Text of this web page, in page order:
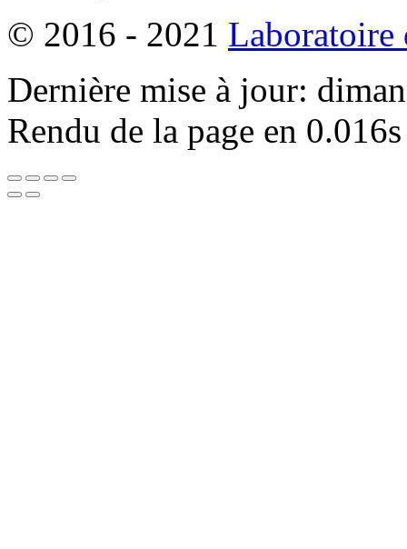
© 2016 - 2021 Laboratoire
Dernière mise à jour:
Rendu de la page en 0.016s